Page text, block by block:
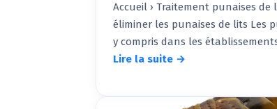
Accueil › Traitement punaises
éliminer les punaises de lits Les
y compris dans les
Lire la suite →